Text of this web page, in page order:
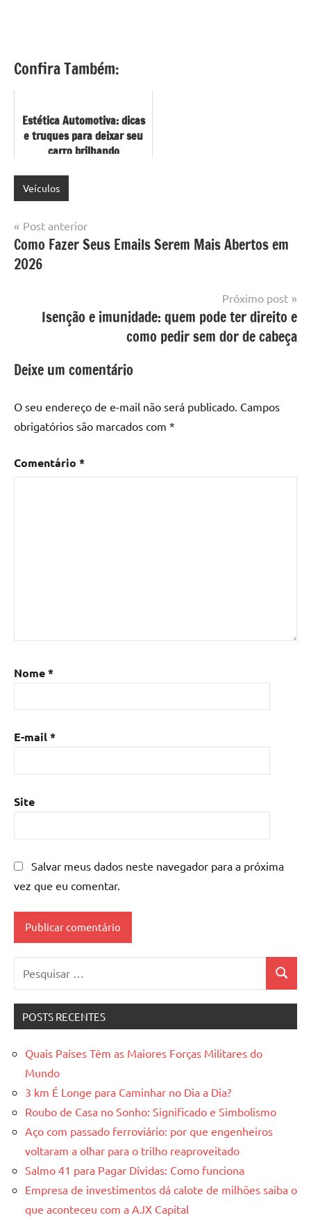
Confira Também:
Estética Automotiva: dicas
e truques para deixar seu
carro brilhando
Veículos
Navegação
de
Post
Post anterior
Como Fazer Seus Emails Serem Mais Abertos em
2026
Próximo post
Isenção e imunidade: quem pode ter direito e
como pedir sem dor de cabeça
Deixe um comentário
O seu endereço de e-mail não será publicado. Campos
obrigatórios são marcados com *
Comentário *
Nome*
E-mail*
Site
Salvar meus dados neste navegador para a próxima
vez que eu comentar.
POSTS RECENTES
Quais Países Têm as Maiores Forças Militares do
Mundo
3 km É Longe para Caminhar no Dia a Dia?
Roubo de Casa no Sonho: Significado e Simbolismo
Aço com passado ferroviário: por que engenheiros
voltaram a olhar para o trilho reaproveitado
Salmo 41 para Pagar Dívidas: Como funciona
Empresa de investimentos dá calote de milhões saiba o
que aconteceu com a AJX Capital